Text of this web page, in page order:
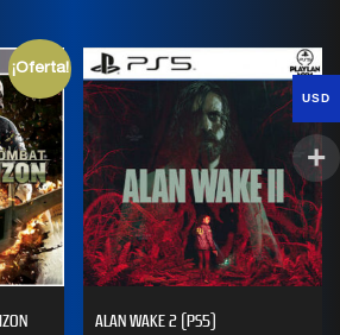
¡Oferta!
ALAN WAKE 2 (PS5)
USD